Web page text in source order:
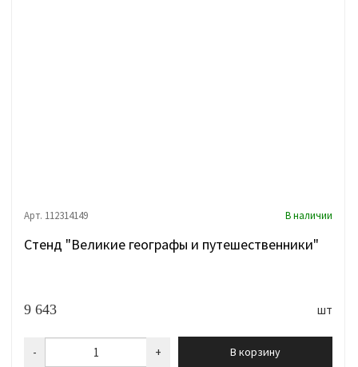
Арт. 112314149 В наличии
Стенд "Великие географы и путешественники"
9 643 шт
- + В корзину